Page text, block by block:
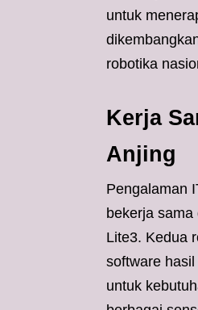
untuk
robotika
Kerja
Anjing
Pengalaman
bekerja
Lite3. Kedua
software
untuk